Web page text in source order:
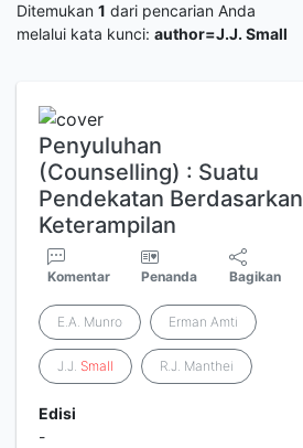
Ditemukan 1 dari pencarian Anda
melalui kata kunci: author=J.J. Small
Penyuluhan
(Counselling) : Suatu
Pendekatan Berdasarkan
Keterampilan
Komentar Penanda Bagikan
E.A. Munro Erman Amti
J.J. Small R.J. Manthei
Edisi
-